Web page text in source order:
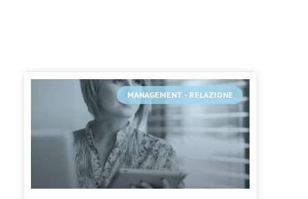
MANAGEMENT - RELAZIONE